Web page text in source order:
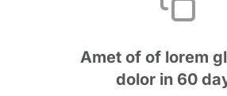
Amet of of lorem
dolor in 60